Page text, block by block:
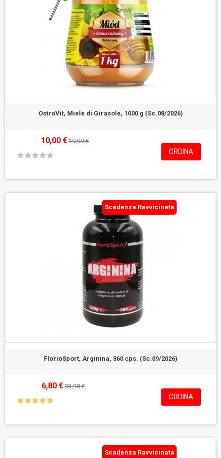
OstroVit, Miele di Girasole, 1000 g (Sc.08/2026)
10,00 € 19,99 €
ORDINA
Scadenza Ravvicinata
FlorioSport, Arginina, 360 cps. (Sc.09/2026)
6,80 € 33,98 €
ORDINA
Scadenza Ravvicinata